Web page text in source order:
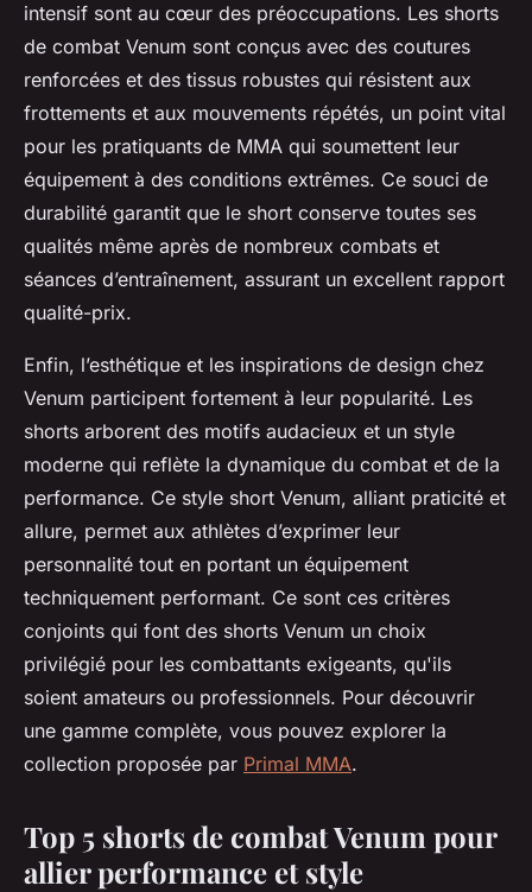
intensif sont au cœur des préoccupations. Les shorts
de combat Venum sont conçus avec des coutures
renforcées et des tissus robustes qui résistent aux
frottements et aux mouvements répétés, un point vital
pour les pratiquants de MMA qui soumettent leur
équipement à des conditions extrêmes. Ce souci de
durabilité garantit que le short conserve toutes ses
qualités même après de nombreux combats et
séances d’entraînement, assurant un excellent rapport
qualité-prix.
Enfin, l’esthétique et les inspirations de design chez
Venum participent fortement à leur popularité. Les
shorts arborent des motifs audacieux et un style
moderne qui reflète la dynamique du combat et de la
performance. Ce style short Venum, alliant praticité et
allure, permet aux athlètes d’exprimer leur
personnalité tout en portant un équipement
techniquement performant. Ce sont ces critères
conjoints qui font des shorts Venum un choix
privilégié pour les combattants exigeants, qu'ils
soient amateurs ou professionnels. Pour découvrir
une gamme complète, vous pouvez explorer la
collection proposée par Primal MMA.
Top 5 shorts de combat Venum pour
allier performance et style